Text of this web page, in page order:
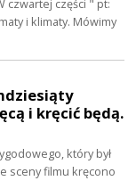
czwartej części " pt:
i klimaty. Mówimy
i kręcić będą.
który był
sceny filmu kręcono